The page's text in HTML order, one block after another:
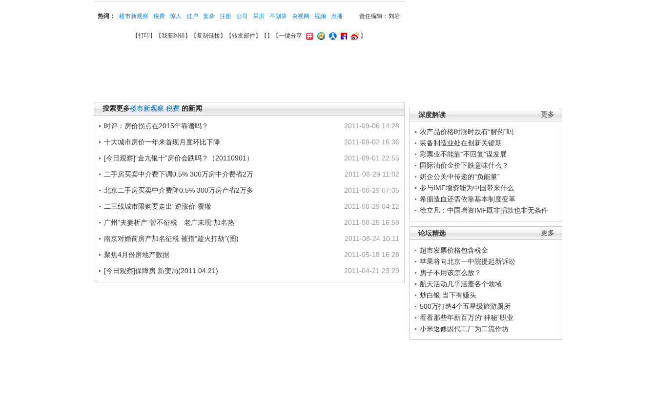
更多
深度解读
农产品价格时涨时跌有“解药”吗
装备制造业处在创新关键期
彩票业不能靠“不回复”谋发展
国际油价金价下跌意味什么？
奶企公关中传递的“负能量”
参与IMF增资能为中国带来什么
希腊造血还需依靠基本制度变革
徐立凡：中国增资IMF既非捐款也非无条件
更多
论坛精选
超市发票价格包含税金
苹果将向北京一中院提起新诉讼
房子不用该怎么放？
航天活动几乎涵盖各个领域
炒白银 当下有赚头
500万打造4个五星级旅游厕所
看看那些年薪百万的“神秘”职业
小米返修因代工厂为二流作坊
责任编辑：刘岩
热词： 楼市新观察 税费 惊人 过户 复杂 注册 公司 买房 不划算 央视网 视频 点播
【打印 】【我要纠错】【复制链接】【转发邮件】【 】 【一键分享 】
搜索更多楼市新观察 税费 的新闻
2011-09-06 14:28
时评：房价拐点在2015年靠谱吗？
2011-09-02 16:36
十大城市房价一年来首现月度环比下降
2011-09-01 22:55
[今日观察]“金九银十”房价会跌吗？（20110901）
2011-08-29 11:02
二手房买卖中介费下调0.5% 300万房中介费省2万
2011-08-29 07:35
北京二手房买卖中介费降0.5% 300万房产省2万多
2011-08-29 04:12
二三线城市限购要走出“逆涨价”覆辙
2011-08-25 16:58
广州“夫妻析产”暂不征税 老广未现“加名热”
2011-08-24 10:11
南京对婚前房产加名征税 被指“趁火打劫”(图)
2011-05-18 16:28
聚焦4月份房地产数据
2011-04-21 23:29
[今日观察]保障房 新变局(2011.04.21)